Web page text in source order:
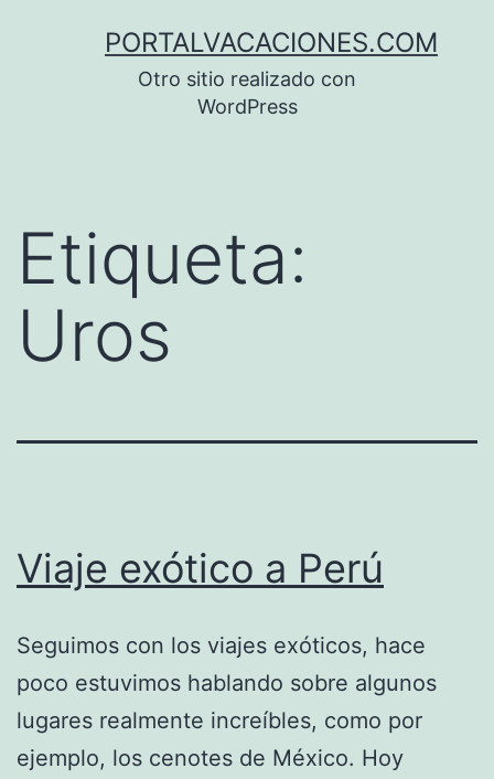
PORTALVACACIONES.COM
Otro sitio realizado con
WordPress
Etiqueta:
Uros
Viaje exótico a Perú
Seguimos con los viajes exóticos, hace
poco estuvimos hablando sobre algunos
lugares realmente increíbles, como por
ejemplo, los cenotes de México. Hoy